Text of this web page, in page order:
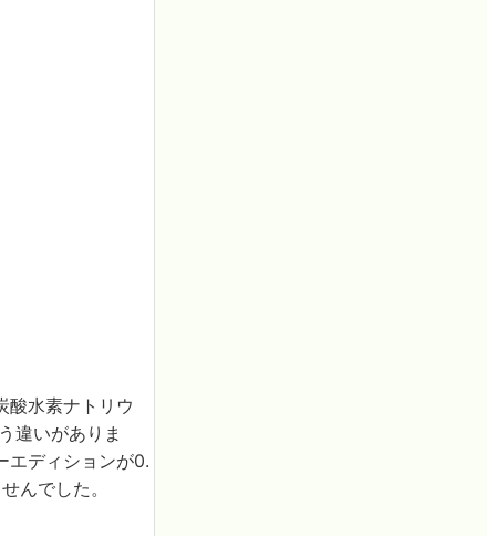
酸水素ナトリウ
違いがありま
エディションが0.
んでした。